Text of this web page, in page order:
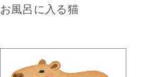
お風呂に入る猫